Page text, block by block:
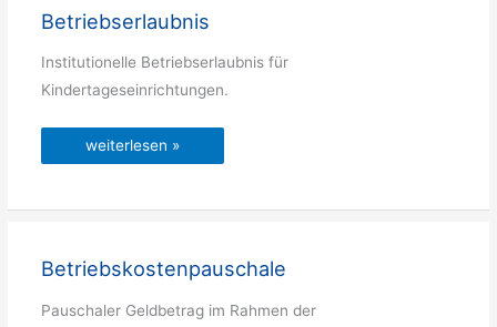
Betriebserlaubnis
Institutionelle Betriebserlaubnis für
Kindertageseinrichtungen.
Betriebserlaubnis
weiterlesen »
Betriebskostenpauschale
Pauschaler Geldbetrag im Rahmen der